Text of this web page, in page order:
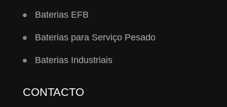
Baterias EFB
Baterias para Serviço Pesado
Baterias Industriais
CONTACTO